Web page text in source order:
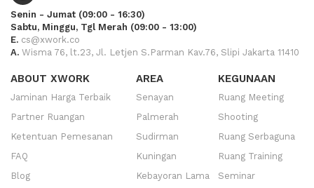
Senin - Jumat (09:00 - 16:30)
Sabtu, Minggu, Tgl Merah (09:00 - 13:00)
E. cs@xwork.co
A. Wisma 76, lt.23, Jl. Letjen S.Parman Kav.76, Slipi Jakarta 11410
ABOUT XWORK
Jaminan Harga Terbaik
Partner Ruangan
Ketentuan Pemesanan
FAQ
Blog
AREA
Senayan
Palmerah
Sudirman
Kuningan
Kebayoran Lama
KEGUNAAN
Ruang Meeting
Shooting
Ruang Serbaguna
Ruang Training
Seminar